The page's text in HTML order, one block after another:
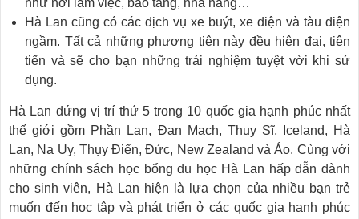
như nơi làm việc, bảo tàng, nhà hàng…
Hà Lan cũng có các dịch vụ xe buýt, xe điện và tàu điện
ngầm. Tất cả những phương tiện này đều hiện đại, tiên
tiến và sẽ cho bạn những trải nghiệm tuyệt vời khi sử
dụng.
Hà Lan đứng vị trí thứ 5 trong 10 quốc gia hạnh phúc nhất
thế giới gồm Phần Lan, Đan Mạch, Thụy Sĩ, Iceland, Hà
Lan, Na Uy, Thụy Điển, Đức, New Zealand và Áo. Cùng với
những chính sách học bổng du học Hà Lan hấp dẫn dành
cho sinh viên, Hà Lan hiện là lựa chọn của nhiều bạn trẻ
muốn đến học tập và phát triển ở các quốc gia hạnh phúc